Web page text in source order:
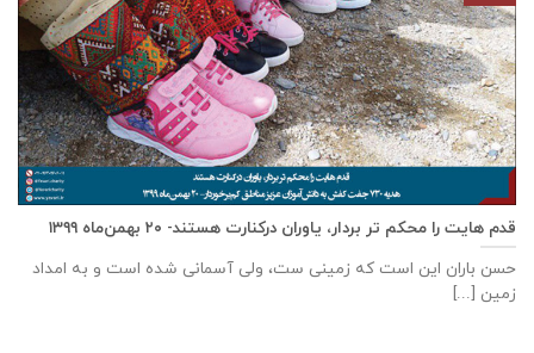
قدم هایت را محکم تر بردار، یاوران درکنارت هستند- ۲۰ بهمن‌ماه ۱۳۹۹
حسن باران این است که زمینی ست، ولی آسمانی شده است و به امداد
زمین [...]